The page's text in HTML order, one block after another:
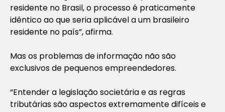
residente no Brasil, o processo é praticamente
idêntico ao que seria aplicável a um brasileiro
residente no país”, afirma.
Mas os problemas de informação não são
exclusivos de pequenos empreendedores.
“Entender a legislação societária e as regras
tributárias são aspectos extremamente difíceis e